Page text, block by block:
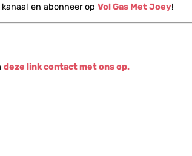
en abonneer op Vol Gas Met Joey!
deze link contact met ons op.